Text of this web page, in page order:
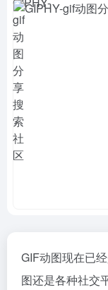
GIF动图现在已
图还是各种社交